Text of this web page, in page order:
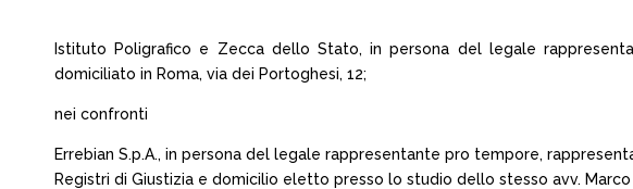
Istituto Poligrafico e Zecca dello Stato, in persona del legale
domiciliato in Roma, via dei Portoghesi, 12;
nei confronti
Errebian S.p.A., in persona del legale rappresentante pro tempore,
Registri di Giustizia e domicilio eletto presso lo studio dello stesso avv. Marco